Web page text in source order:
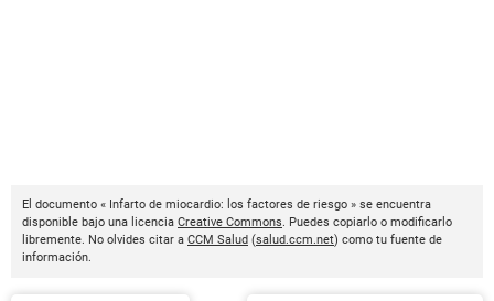
El documento « Infarto de miocardio: los factores de riesgo » se encuentra
disponible bajo una licencia Creative Commons. Puedes copiarlo o modificarlo
libremente. No olvides citar a CCM Salud (salud.ccm.net) como tu fuente de
información.